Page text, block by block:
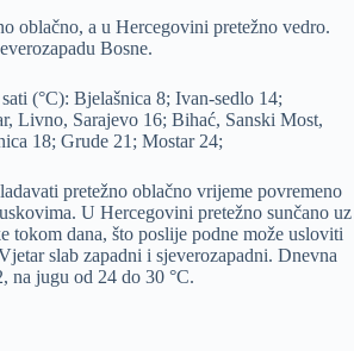
oblačno, a u Hercegovini pretežno vedro.
Bosne.
(°C): Bjelašnica 8; Ivan-sedlo 14;
Livno, Sarajevo 16; Bihać, Sanski Most,
18; Grude 21; Mostar 24;
pretežno oblačno vrijeme povremeno
U Hercegovini pretežno sunčano uz
tokom dana, što poslije podne može usloviti
slab zapadni i sjeverozapadni. Dnevna
na jugu od 24 do 30 °C.